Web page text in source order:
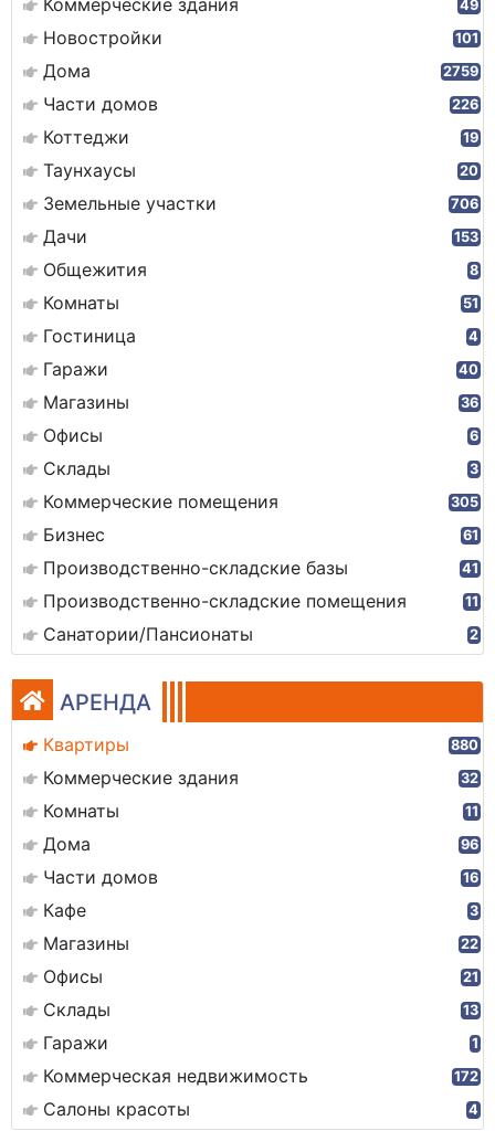
Коммерческие здания 49
Новостройки 101
Дома 2759
Части домов 226
Коттеджи 19
Таунхаусы 20
Земельные участки 706
Дачи 153
Общежития 8
Комнаты 51
Гостиница 4
Гаражи 40
Магазины 36
Офисы 6
Склады 3
Коммерческие помещения 305
Бизнес 61
Производственно-складские базы 41
Производственно-складские помещения 11
Санатории/Пансионаты 2
АРЕНДА
Квартиры 880
Коммерческие здания 32
Комнаты 11
Дома 96
Части домов 16
Кафе 3
Магазины 22
Офисы 21
Склады 13
Гаражи 1
Коммерческая недвижимость 172
Салоны красоты 4